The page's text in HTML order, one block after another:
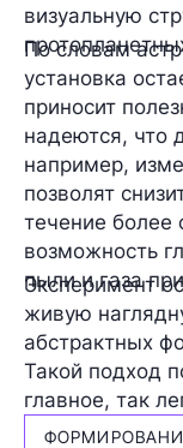
визуальную
По словам
установка
приносит
надеются, что
например,
позволят
течение более
возможность
пыли и газа
Эксперимент
живую
абстрактных
Такой подход
главное, так